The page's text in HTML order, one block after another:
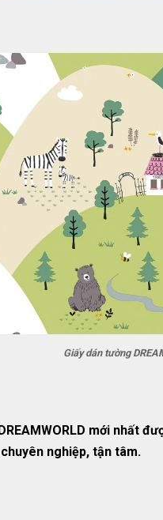
Giấy dán tường
mới nhất
nghiệp, tận tâm.